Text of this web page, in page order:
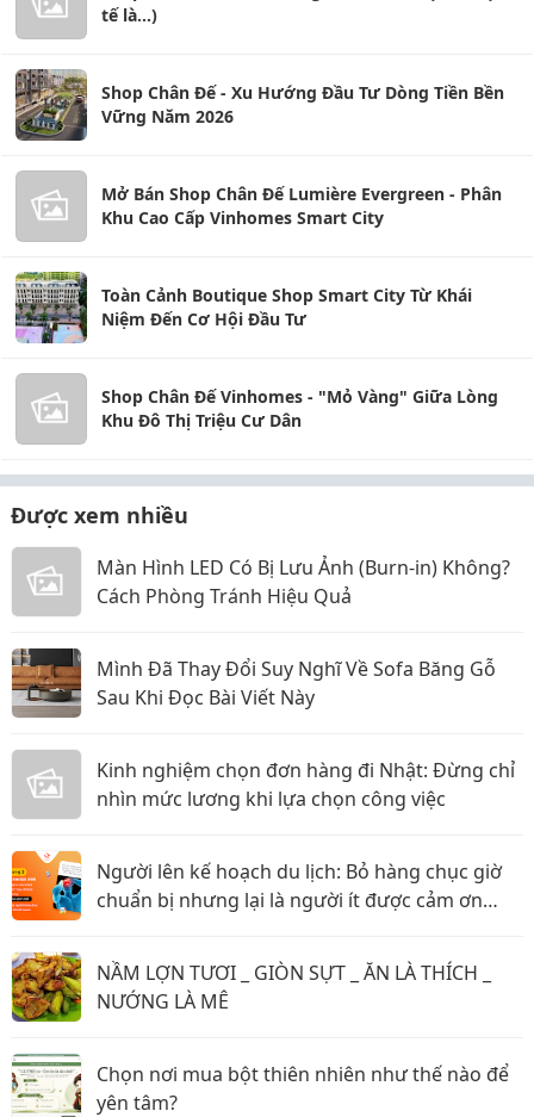
tế là...)
Shop Chân Đế - Xu Hướng Đầu Tư Dòng Tiền Bền
Vững Năm 2026
Mở Bán Shop Chân Đế Lumière Evergreen - Phân
Khu Cao Cấp Vinhomes Smart City
Toàn Cảnh Boutique Shop Smart City Từ Khái
Niệm Đến Cơ Hội Đầu Tư
Shop Chân Đế Vinhomes - "Mỏ Vàng" Giữa Lòng
Khu Đô Thị Triệu Cư Dân
Được xem nhiều
Màn Hình LED Có Bị Lưu Ảnh (Burn-in) Không?
Cách Phòng Tránh Hiệu Quả
Mình Đã Thay Đổi Suy Nghĩ Về Sofa Băng Gỗ
Sau Khi Đọc Bài Viết Này
Kinh nghiệm chọn đơn hàng đi Nhật: Đừng chỉ
nhìn mức lương khi lựa chọn công việc
Người lên kế hoạch du lịch: Bỏ hàng chục giờ
chuẩn bị nhưng lại là người ít được cảm ơn
NẦM LỢN TƯƠI _ GIÒN SỰT _ ĂN LÀ THÍCH _
NƯỚNG LÀ MÊ
Chọn nơi mua bột thiên nhiên như thế nào để
yên tâm?